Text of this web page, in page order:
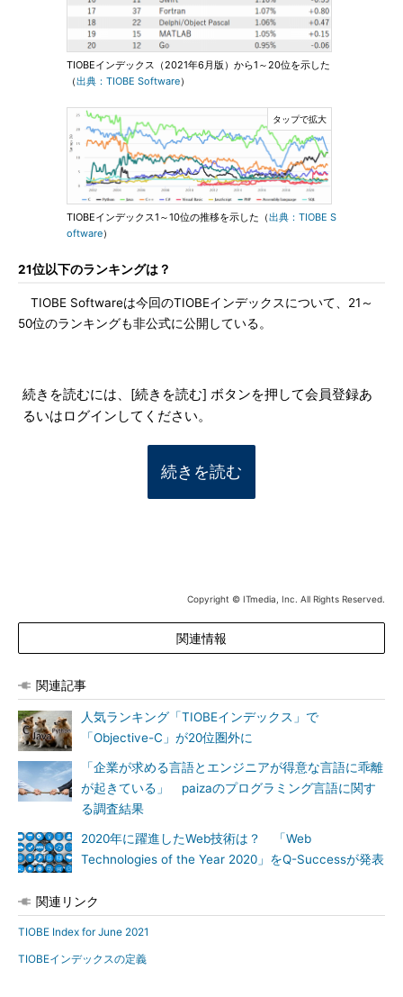
TIOBEインデックス（2021年6月版）から1～20位を示した
（出典：TIOBE Software）
TIOBEインデックス1～10位の推移を示した（出典：TIOBE S
oftware）
21位以下のランキングは？
TIOBE Softwareは今回のTIOBEインデックスについて、21～
50位のランキングも非公式に公開している。
続きを読むには、[続きを読む] ボタンを押して会員登録あ
るいはログインしてください。
続きを読む
Copyright © ITmedia, Inc. All Rights Reserved.
関連情報
関連記事
人気ランキング「TIOBEインデックス」で
「Objective-C」が20位圏外に
「企業が求める言語とエンジニアが得意な言語に乖離
が起きている」 paizaのプログラミング言語に関す
る調査結果
2020年に躍進したWeb技術は？ 「Web
Technologies of the Year 2020」をQ-Successが発表
関連リンク
TIOBE Index for June 2021
TIOBEインデックスの定義